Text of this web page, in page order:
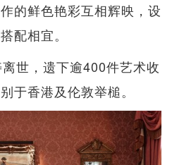
的鲜色艳彩互相辉映，设
配相宜。
世，遗下逾400件艺术收
于香港及伦敦举槌。